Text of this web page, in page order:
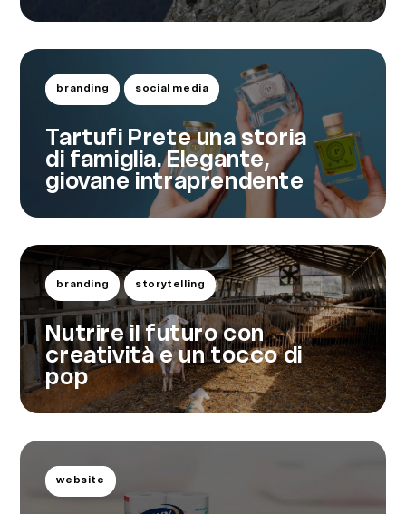
branding social media
Tartufi Prete una storia
di famiglia. Elegante,
giovane intraprendente
branding storytelling
Nutrire il futuro con
creatività e un tocco di
pop
website